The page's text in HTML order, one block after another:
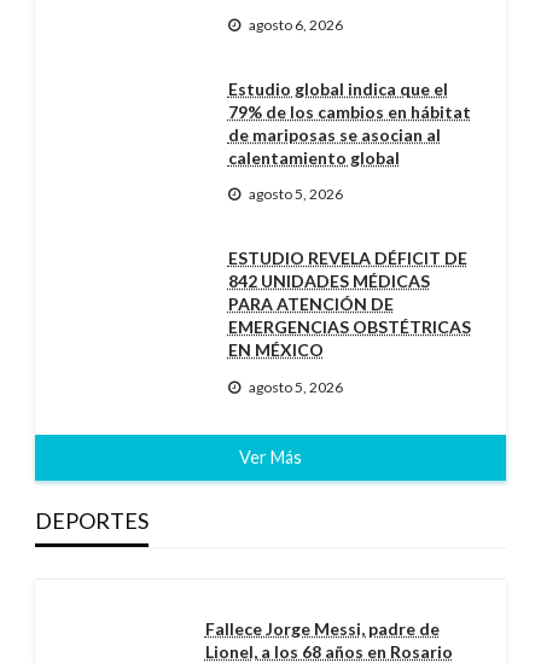
agosto 6, 2026
Estudio global indica que el
79% de los cambios en hábitat
de mariposas se asocian al
calentamiento global
agosto 5, 2026
ESTUDIO REVELA DÉFICIT DE
842 UNIDADES MÉDICAS
PARA ATENCIÓN DE
EMERGENCIAS OBSTÉTRICAS
EN MÉXICO
agosto 5, 2026
Ver Más
DEPORTES
Fallece Jorge Messi, padre de
Lionel, a los 68 años en Rosario